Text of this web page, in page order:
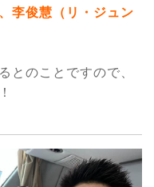
李俊慧（リ・ジュン
とのことですので、